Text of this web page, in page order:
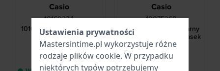
Casio
10160334
10160334 22 mm Czarny
pasek z żywicy
46,00 zł
Casio
10075268
10075268 22 mm Czarny
silikonowy gumowy pasek
32,00 zł
Ustawienia prywatności
Mastersintime.pl wykorzystuje różne
rodzaje plików cookie. W przypadku
niektórych typów potrzebujemy